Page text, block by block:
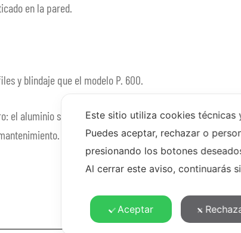
en la pared.
y blindaje que el modelo P. 600.
el aluminio se puede pintar con polvos de
Este sitio utiliza cookies técnicas
Puedes aceptar, rechazar o
presionando los botones
Al cerrar este aviso, continuarás
Aceptar